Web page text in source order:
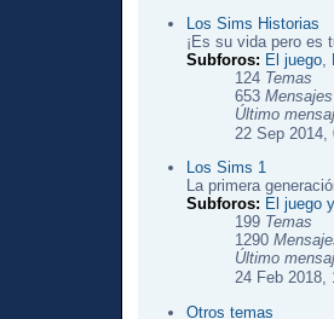
Los Sims Historias
¡Es su vida pero es
Subforos: El juego,
124 Temas
653Mensajes
Último
22 Sep 2014,
Los Sims 1
La primera
Subforos: El juego
199 Temas
1290
Último
24 Feb 2018,
Otros temas